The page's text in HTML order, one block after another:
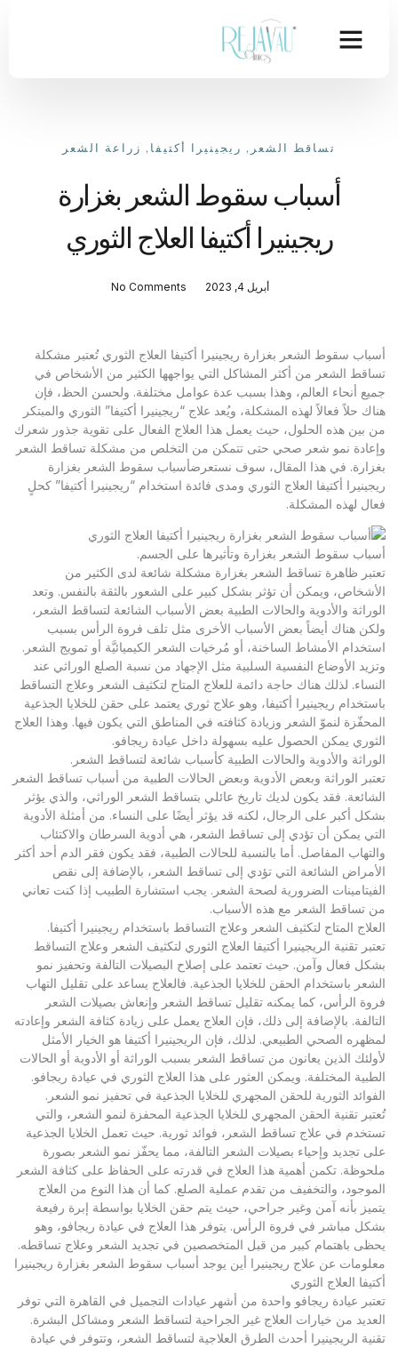
تساقط الشعر , ريجينيرا أكتيفا , زراعة الشعر
أسباب سقوط الشعر بغزارة
ريجينيرا أكتيفا العلاج الثوري
أبريل 4, 2023 No Comments
أسباب سقوط الشعر بغزارة ريجينيرا أكتيفا العلاج الثوري تُعتبر مشكلة
تساقط الشعر من أكثر المشاكل التي يواجهها الكثير من الأشخاص في
جميع أنحاء العالم، وهذا بسبب عدة عوامل مختلفة. ولحسن الحظ، فإن
هناك حلاً فعالاً لهذه المشكلة، ويُعد علاج “ريجينيرا أكتيفا” الثوري والمبتكر
من بين هذه الحلول، حيث يعمل هذا العلاج الفعال على تقوية جذور شعرك
وإعادة نمو شعر صحي حتى تتمكن من التخلص من مشكلة تساقط الشعر
بغزارة. في هذا المقال، سوف نستعرضأسباب سقوط الشعر بغزارة
ريجينيرا أكتيفا العلاج الثوري ومدى فائدة استخدام “ريجينيرا أكتيفا” كحلٍ
فعال لهذه المشكلة.
أسباب سقوط الشعر بغزارة وتأثيرها على الجسم.
تعتبر ظاهرة تساقط الشعر بغزارة مشكلة شائعة لدى الكثير من
الأشخاص، ويمكن أن تؤثر بشكل كبير على الشعور بالثقة بالنفس. وتعد
الوراثة والأدوية والحالات الطبية بعض الأسباب الشائعة لتساقط الشعر،
ولكن هناك أيضاً بعض الأسباب الأخرى مثل تلف فروة الرأس بسبب
استخدام الأمشاط الساخنة، أو مُرخيات الشعر الكيميائيَّة أو تمويج الشعر.
وتزيد الأوضاع النفسية السلبية مثل الإجهاد من نسبة الصلع الوراثي عند
النساء. لذلك هناك حاجة دائمة للعلاج المتاح لتكثيف الشعر وعلاج التساقط
باستخدام ريجينيرا أكتيفا، وهو علاج ثوري يعتمد على حقن للخلايا الجذعية
المحفّزة لنموّ الشعر وزيادة كثافته في المناطق التي يكون فيها. وهذا العلاج
الثوري يمكن الحصول عليه بسهولة داخل عيادة ريجافو.
الوراثة والأدوية والحالات الطبية كأسباب شائعة لتساقط الشعر.
تعتبر الوراثة وبعض الأدوية وبعض الحالات الطبية من أسباب تساقط الشعر
الشائعة. فقد يكون لديك تاريخ عائلي بتساقط الشعر الوراثي، والذي يؤثر
بشكل أكبر على الرجال، لكنه قد يؤثر أيضًا على النساء. من أمثلة الأدوية
التي يمكن أن تؤدي إلى تساقط الشعر، هي أدوية السرطان والاكتئاب
والتهاب المفاصل. أما بالنسبة للحالات الطبية، فقد يكون فقر الدم أحد أكثر
الأمراض الشائعة التي تؤدي إلى تساقط الشعر، بالإضافة إلى نقص
الفيتامينات الضرورية لصحة الشعر. يجب استشارة الطبيب إذا كنت تعاني
من تساقط الشعر مع هذه الأسباب.
العلاج المتاح لتكثيف الشعر وعلاج التساقط باستخدام ريجينيرا أكتيفا.
تعتبر تقنية الريجينيرا أكتيفا العلاج الثوري لتكثيف الشعر وعلاج التساقط
بشكل فعال وآمن. حيث تعتمد على إصلاح البصيلات التالفة وتحفيز نمو
الشعر باستخدام الحقن للخلايا الجذعية. فالعلاج يساعد على تقليل التهاب
فروة الرأس، كما يمكنه تقليل تساقط الشعر وإنعاش بصيلات الشعر
التالفة. بالإضافة إلى ذلك، فإن العلاج يعمل على زيادة كثافة الشعر وإعادته
لمظهره الصحي الطبيعي. لذلك، فإن الريجينيرا أكتيفا هو الخيار الأمثل
لأولئك الذين يعانون من تساقط الشعر بسبب الوراثة أو الأدوية أو الحالات
الطبية المختلفة. ويمكن العثور على هذا العلاج الثوري في عيادة ريجافو.
الفوائد الثورية للحقن المجهري للخلايا الجذعية في تحفيز نمو الشعر.
تُعتبر تقنية الحقن المجهري للخلايا الجذعية المحفزة لنمو الشعر، والتي
تستخدم في علاج تساقط الشعر، فوائد ثورية. حيث تعمل الخلايا الجذعية
على تجديد وإحياء بصيلات الشعر التالفة، مما يحفّز نمو الشعر بصورة
ملحوظة. تكمن أهمية هذا العلاج في قدرته على الحفاظ على كثافة الشعر
الموجود، والتخفيف من تقدم عملية الصلع. كما أن هذا النوع من العلاج
يتميز بأنه آمن وغير جراحي، حيث يتم حقن الخلايا بواسطة إبرة رفيعة
بشكل مباشر في فروة الرأس. يتوفر هذا العلاج في عيادة ريجافو، وهو
يحظى باهتمام كبير من قبل المتخصصين في تجديد الشعر وعلاج تساقطه.
معلومات عن علاج ريجينيرا أين يوجد أسباب سقوط الشعر بغزارة ريجينيرا
أكتيفا العلاج الثوري
تعتبر عيادة ريجافو واحدة من أشهر عيادات التجميل في القاهرة التي توفر
العديد من خيارات العلاج غير الجراحية لتساقط الشعر ومشاكل البشرة.
تقنية الريجينيرا أحدث الطرق العلاجية لتساقط الشعر، وتتوفر في عيادة